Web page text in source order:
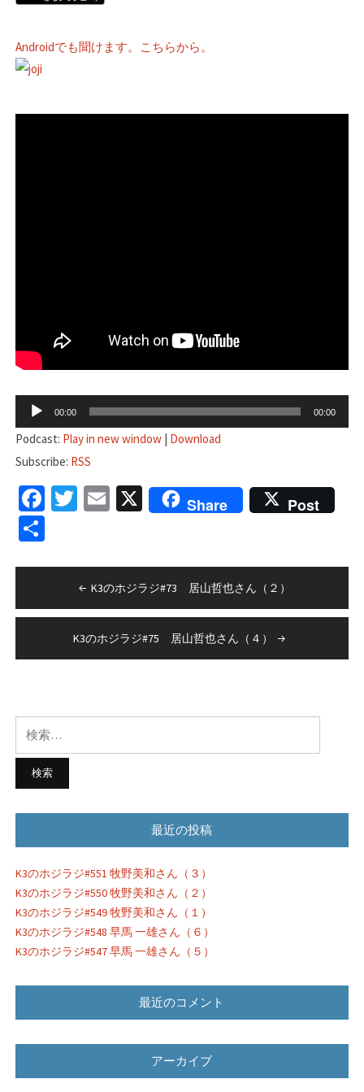
Androidでも聞けます。こちらから。
声
レ
ー
ヤ
ー
00:00 00:00
Podcast: Play in new window| Download
Subscribe: RSS
Facebook
Twitter
Email
X Share Post
共
稿
ビ
ー
シ
ョ
ン
K3のホジラジ#73 居山哲也さん（２）
K3のホジラジ#75 居山哲也さん（４）
索:
最近の投稿
K3のホジラジ#551 牧野美和さん（３）
K3のホジラジ#550 牧野美和さん（２）
K3のホジラジ#549 牧野美和さん（１）
K3のホジラジ#548 早馬 一雄さん（６）
K3のホジラジ#547 早馬 一雄さん（５）
最近のコメント
アーカイブ